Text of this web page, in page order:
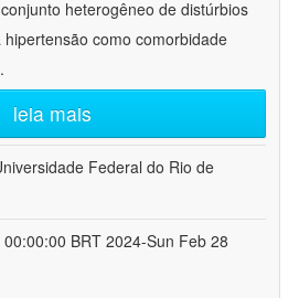
heterogêneo de distúrbios
como comorbidade
leia mais
Federal do Rio de
BRT 2024-Sun Feb 28